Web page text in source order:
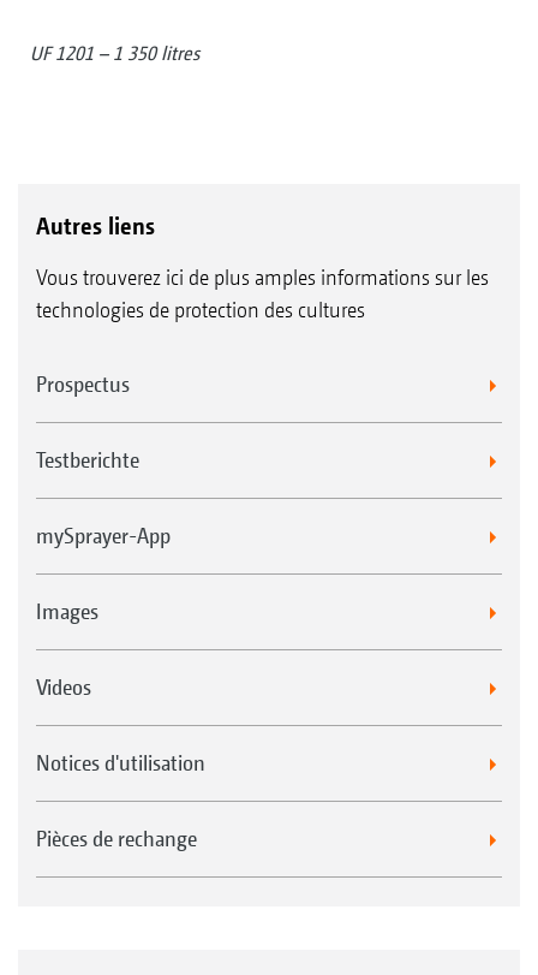
UF 1201 – 1 350 litres
Autres liens
Vous trouverez ici de plus amples informations sur les
technologies de protection des cultures
Prospectus
Testberichte
mySprayer-App
Images
Videos
Notices d'utilisation
Pièces de rechange